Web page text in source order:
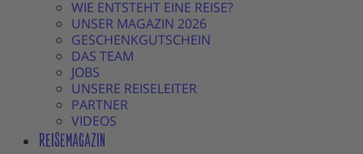
WIE ENTSTEHT EINE REISE?
UNSER MAGAZIN 2026
GESCHENKGUTSCHEIN
DAS TEAM
JOBS
UNSERE REISELEITER
PARTNER
VIDEOS
REISEMAGAZIN